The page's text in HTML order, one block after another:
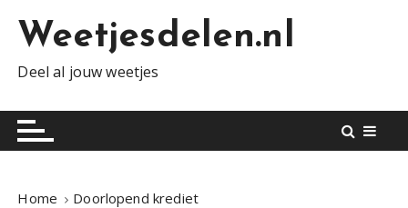
c
Weetjesdelen.nl
Deel al jouw weetjes
Home Doorlopend krediet